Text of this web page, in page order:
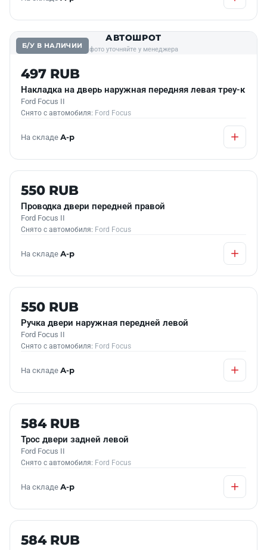
Б/У В НАЛИЧИИ
АВТОШРОТ
фото уточняйте у менеджера
497 RUB
Накладка на дверь наружная передняя левая треу-к
Ford Focus II
Снято с автомобиля: Ford Focus
На складе А-р
Б/У В НАЛИЧИИ
550 RUB
Проводка двери передней правой
Ford Focus II
Снято с автомобиля: Ford Focus
На складе А-р
Б/У В НАЛИЧИИ
550 RUB
Ручка двери наружная передней левой
Ford Focus II
Снято с автомобиля: Ford Focus
На складе А-р
Б/У В НАЛИЧИИ
584 RUB
Трос двери задней левой
Ford Focus II
Снято с автомобиля: Ford Focus
На складе А-р
Б/У В НАЛИЧИИ
584 RUB